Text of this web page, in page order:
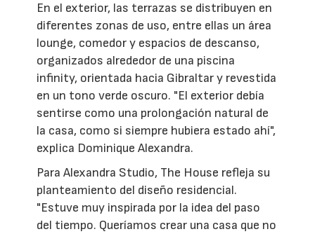
En el exterior, las terrazas se distribuyen en
diferentes zonas de uso, entre ellas un área
lounge, comedor y espacios de descanso,
organizados alrededor de una piscina
infinity, orientada hacia Gibraltar y revestida
en un tono verde oscuro. "El exterior debía
sentirse como una prolongación natural de
la casa, como si siempre hubiera estado ahí",
explica Dominique Alexandra.
Para Alexandra Studio, The House refleja su
planteamiento del diseño residencial.
"Estuve muy inspirada por la idea del paso
del tiempo. Queríamos crear una casa que no